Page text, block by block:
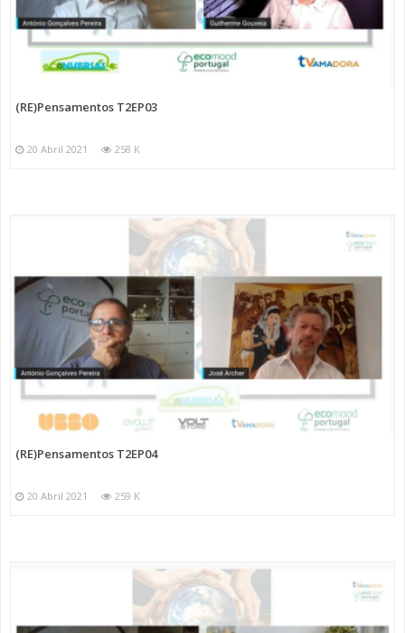
(RE)Pensamentos T2EP03
20 Abril 2021 258 K
(RE)Pensamentos T2EP04
20 Abril 2021 259 K